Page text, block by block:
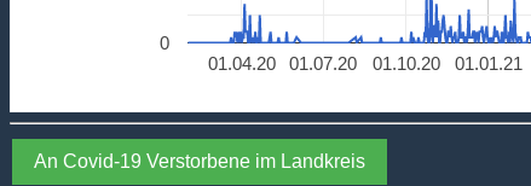
01.01.21
01.04.20 01.07.20 01.10.20
0
An Covid-19 Verstorbene im Landkreis